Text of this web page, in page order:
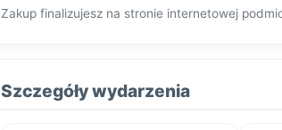
Zakup finalizujesz na stronie internetowej
Szczegóły wydarzenia